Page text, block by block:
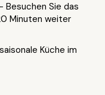
- Besuchen Sie das
Minuten weiter
Küche im